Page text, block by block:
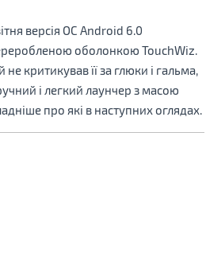
версія ОС Android 6.0
оболонкою TouchWiz.
критикував її за глюки і гальма,
і легкий лаунчер з масою
про які в наступних оглядах.